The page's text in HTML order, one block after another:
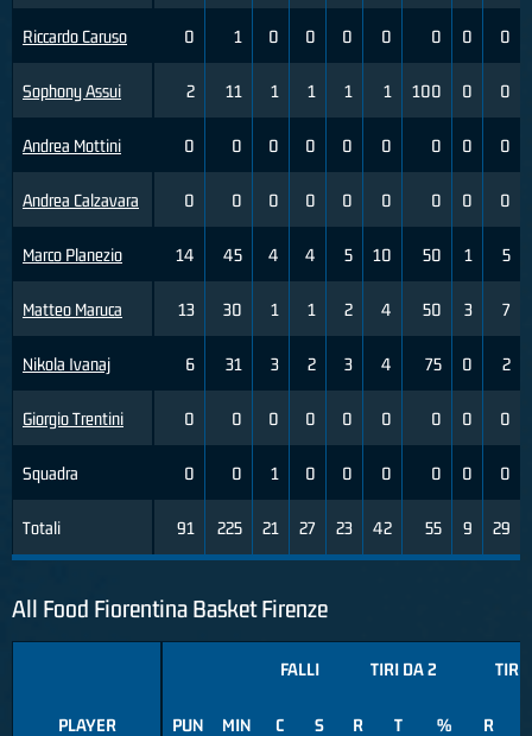
Riccardo Caruso
Sophony Assui
Andrea Mottini
Andrea Calzavara
Marco Planezio
Matteo Maruca
Nikola Ivanaj
Giorgio Trentini
Squadra
Totali
0 1 0 0 0 0 0 0 0
2 11 1 1 1 1 100 0 0
0 0 0 0 0 0 0 0 0
0 0 0 0 0 0 0 0 0
14 45 4 4 5 10 50 1 5
13 30 1 1 2 4 50 3 7
6 31 3 2 3 4 75 0 2
0 0 0 0 0 0 0 0 0
0 0 1 0 0 0 0 0 0
91 225 21 27 23 42 55 9 29
All Food Fiorentina Basket Firenze
PLAYER
FALLI TIRI DA 2 TIRI
PUN MIN C S R T % R